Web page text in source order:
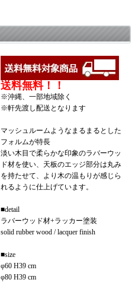
送料無料！！
※沖縄、一部地域除く
※軒先渡し配送となります
マッシュルームようなまるまるとした
フォルムが特長
淡い木目で柔らかな印象のラバーウッ
ド材を使い、天板のエッジ部分は丸み
を持たせて、より木の温もりが感じら
れるように仕上げています。
■detail
ラバーウッド材+ラッカー塗装
solid rubber wood / lacquer finish
■size
φ60 H39 cm
φ80 H39 cm